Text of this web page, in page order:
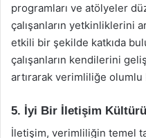
programları ve atölyeler
çalışanların yetkinliklerini
etkili bir şekilde katkıda
çalışanların kendilerini
artırarak verimliliğe olumlu
5. İyi Bir İletişim
İletişim, verimliliğin temel